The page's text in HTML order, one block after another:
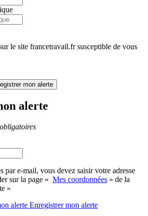
le site francetravail.fr susceptible de vous
mon alerte
alerte
par e-mail, vous devez saisir votre adresse
sur la page « Mes coordonnées » de la
»
alerte Enregistrermon alerte